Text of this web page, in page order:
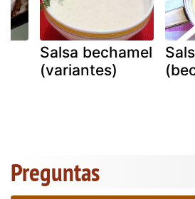
Salsa bechamel
(variantes)
Preguntas